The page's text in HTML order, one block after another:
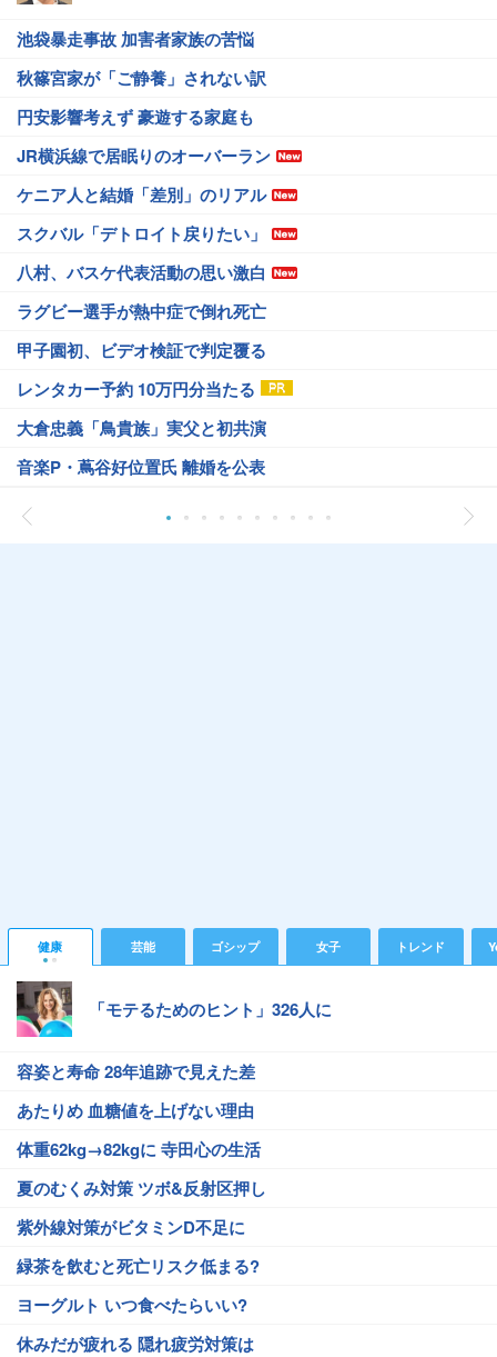
池袋暴走事故 加害者家族の苦悩
秋篠宮家が「ご静養」されない訳
円安影響考えず 豪遊する家庭も
JR横浜線で居眠りのオーバーラン
ケニア人と結婚「差別」のリアル
スクバル「デトロイト戻りたい」
八村、バスケ代表活動の思い激白
ラグビー選手が熱中症で倒れ死亡
甲子園初、ビデオ検証で判定覆る
レンタカー予約 10万円分当たる
大倉忠義「鳥貴族」実父と初共演
音楽P・蔦谷好位置氏 離婚を公表
健康 芸能 ゴシップ 女子 トレンド
「モテるためのヒント」326人に
容姿と寿命 28年追跡で見えた差
あたりめ 血糖値を上げない理由
体重62kg→82kgに 寺田心の生活
夏のむくみ対策 ツボ&反射区押し
紫外線対策がビタミンD不足に
緑茶を飲むと死亡リスク低まる?
ヨーグルト いつ食べたらいい?
休みだが疲れる 隠れ疲労対策は